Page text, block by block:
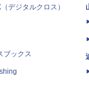
デジタルクロス）
ブックス